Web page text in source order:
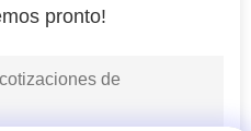
pronto!